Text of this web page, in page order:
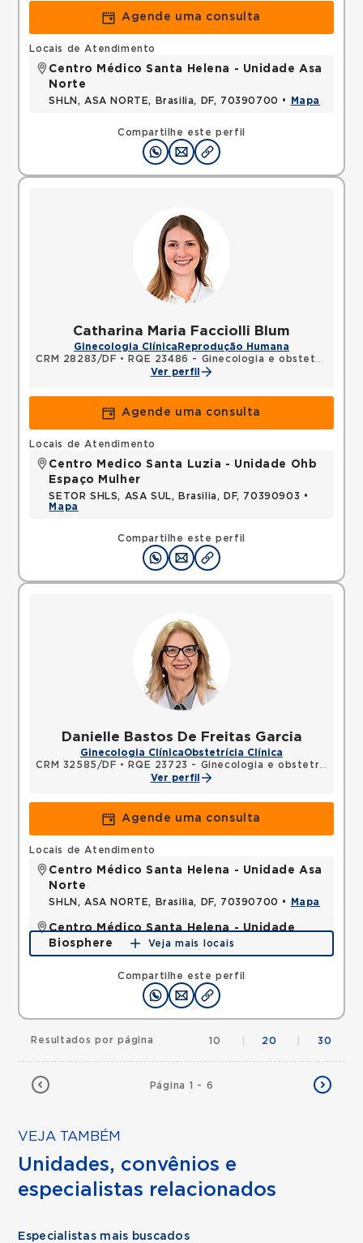
Agende uma consulta
Compartilhe este perfil
Locais de Atendimento
Centro Médico Santa Helena - Unidade Asa
Norte
SHLN, ASA NORTE, Brasilia, DF, 70390700 • Mapa
Catharina Maria Facciolli Blum
Ginecologia Clínica Reprodução Humana
CRM 28283/DF •
RQE 23486 - Ginecologia e obstetrícia
Ver perfil
Agende uma consulta
Compartilhe este perfil
Locais de Atendimento
Centro Medico Santa Luzia - Unidade Ohb
Espaço Mulher
SETOR SHLS, ASA SUL, Brasilia, DF, 70390903 •
Mapa
Danielle Bastos De Freitas Garcia
Ginecologia ClínicaObstetrícia Clínica
CRM 32585/DF •
RQE 23723 - Ginecologia e obstetrícia
Ver perfil
Agende uma consulta
Compartilhe este perfil
Locais de Atendimento
Centro Médico Santa Helena - Unidade Asa
Norte
SHLN, ASA NORTE, Brasilia, DF, 70390700 • Mapa
Centro Médico Santa Helena - Unidade
Biosphere
SHLN, ASA NORTE, Brasilia, DF, 70770560 •Mapa
Veja mais locais
Página 1 - 6
Resultados por página 10 20 30
VEJA TAMBÉM
Unidades, convênios e
especialistas relacionados
Especialistas mais buscados